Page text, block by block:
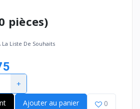
pièces)
Liste De Souhaits
+
Ajouter au panier 0